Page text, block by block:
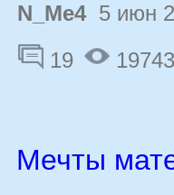
N_Me45 июн
19
19743
Мечты